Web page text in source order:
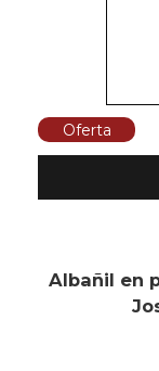
Oferta
Albañil en